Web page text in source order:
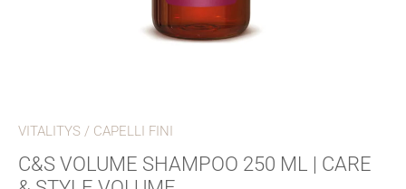
VITALITYS / CAPELLI FINI
C&S VOLUME SHAMPOO 250 ML | CARE